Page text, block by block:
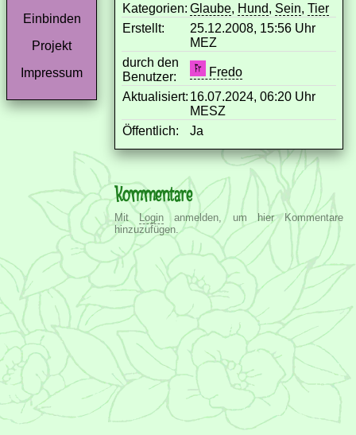
Einbinden
Projekt
Impressum
Kategorien: Glaube, Hund, Sein, Tier
Erstellt:
25.12.2008, 15:56 Uhr
MEZ
durch den
Benutzer:
Fredo
Aktualisiert: 16.07.2024, 06:20 Uhr
MESZ
Öffentlich:
Ja
Kommentare
MitLogin anmelden, um hier Kommentare
hinzuzufügen.